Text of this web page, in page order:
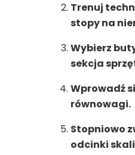
Trenuj
stopy na
Wybierz
sekcja
Wprowadź
równowagi.
Stopniowo
odcinki